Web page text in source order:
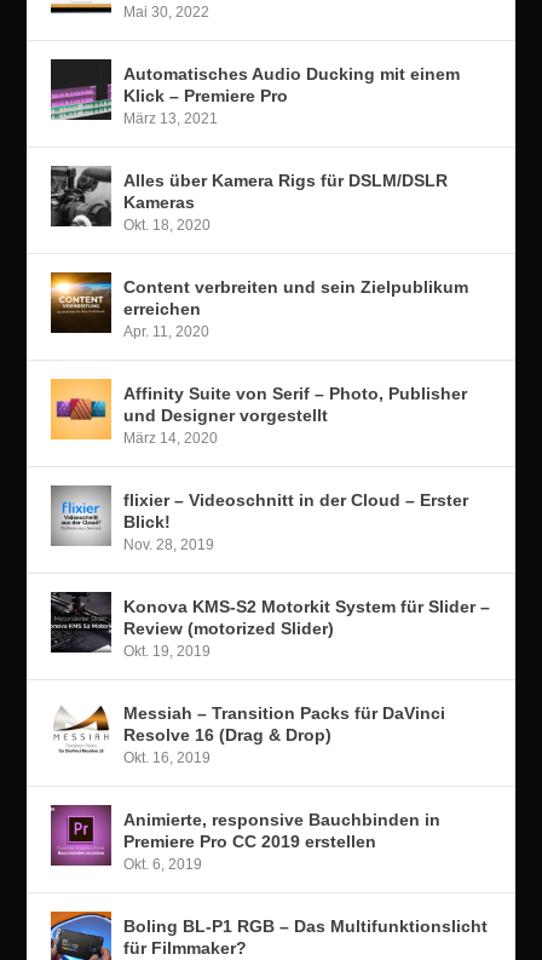
Mai 30, 2022
Automatisches Audio Ducking mit einem
Klick – Premiere Pro
März 13, 2021
Alles über Kamera Rigs für DSLM/DSLR
Kameras
Okt. 18, 2020
Content verbreiten und sein Zielpublikum
erreichen
Apr. 11, 2020
Affinity Suite von Serif – Photo, Publisher
und Designer vorgestellt
März 14, 2020
flixier – Videoschnitt in der Cloud – Erster
Blick!
Nov. 28, 2019
Konova KMS-S2 Motorkit System für Slider –
Review (motorized Slider)
Okt. 19, 2019
Messiah – Transition Packs für DaVinci
Resolve 16 (Drag & Drop)
Okt. 16, 2019
Animierte, responsive Bauchbinden in
Premiere Pro CC 2019 erstellen
Okt. 6, 2019
Boling BL-P1 RGB – Das Multifunktionslicht
für Filmmaker?